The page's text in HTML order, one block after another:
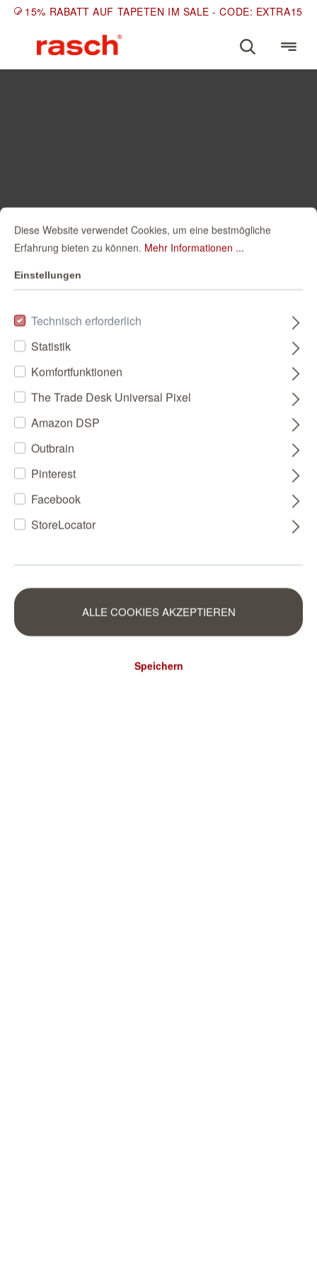
15% RABATT AUF TAPETEN IM SALE - CODE: EXTRA15
Diese Website verwendet Cookies, um eine bestmögliche
Erfahrung bieten zu können. Mehr Informationen ...
Einstellungen
Technisch erforderlich
Statistik
Komfortfunktionen
The Trade Desk Universal Pixel
Amazon DSP
Outbrain
Pinterest
Facebook
StoreLocator
ALLE COOKIES AKZEPTIEREN
Speichern